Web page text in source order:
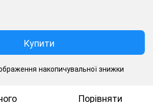
Купити
накопичувальної знижки
Порівняти